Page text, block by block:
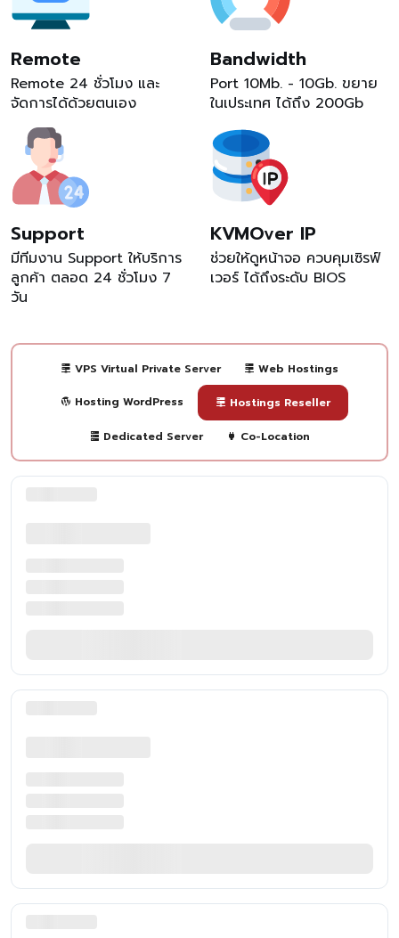
Remote
Remote 24 ชั่วโมง และ
จัดการได้ด้วยตนเอง
Bandwidth
Port 10Mb. - 10Gb. ขยาย
ในเประเทศ ได้ถึง 200Gb
Support
มีทีมงาน Support ให้บริการ
ลูกค้า ตลอด 24 ชั่วโมง 7
วัน
KVMOver IP
ช่วยให้ดูหน้าจอ ควบคุมเซิรฟ์
เวอร์ ได้ถึงระดับ BIOS
VPS Virtual Private Server Web Hostings
Hosting WordPress Hostings Reseller
Dedicated Server Co-Location